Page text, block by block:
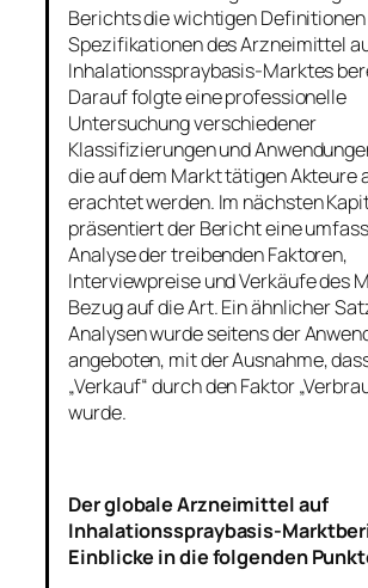
Berichts die wichtigen Definitionen
Spezifikationen des Arzneimittel
Inhalationsspraybasis-Marktes
Darauf folgte eine professionelle
Untersuchung verschiedener
Klassifizierungen und
die auf dem Markt tätigen Akteure
erachtet werden. Im nächsten
präsentiert der Bericht eine
Analyse der treibenden Faktoren,
Interviewpreise und Verkäufe des
Bezug auf die Art. Ein ähnlicher
Analysen wurde seitens der
angeboten, mit der Ausnahme,
„Verkauf“ durch den Faktor
wurde.
Der globale Arzneimittel auf
Inhalationsspraybasis-
Einblicke in die folgenden